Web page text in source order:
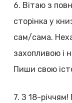
6. Вітаю з
сторінка у
сам/сама.
захопливою і
Пиши свою
7. З 18-